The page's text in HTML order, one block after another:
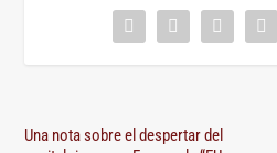
Una nota sobre el despertar del